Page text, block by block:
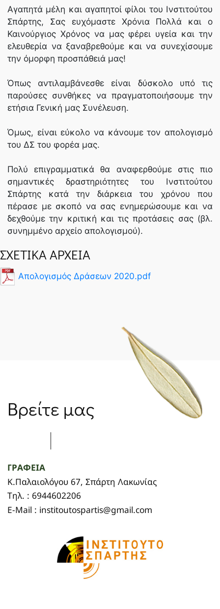
E-JOURNAL
Αγαπητά μέλη και αγαπητοί φίλοι του Ινστιτούτου
Σπάρτης, Σας ευχόμαστε Χρόνια Πολλά και ο
Καινούργιος Χρόνος να μας φέρει υγεία και την
ελευθερία να ξαναβρεθούμε και να συνεχίσουμε
την όμορφη προσπάθειά μας!
Όπως αντιλαμβάνεσθε είναι δύσκολο υπό τις
παρούσες συνθήκες να πραγματοποιήσουμε την
ετήσια Γενική μας Συνέλευση.
Όμως, είναι εύκολο να κάνουμε τον απολογισμό
του ΔΣ του φορέα μας.
Πολύ επιγραμματικά θα αναφερθούμε στις πιο
σημαντικές δραστηριότητες του Ινστιτούτου
Σπάρτης κατά την διάρκεια του χρόνου που
πέρασε με σκοπό να σας ενημερώσουμε και να
δεχθούμε την κριτική και τις προτάσεις σας (βλ.
συνημμένο αρχείο απολογισμού).
ΣΧΕΤΙΚΑ ΑΡΧΕΙΑ
Απολογισμός Δράσεων 2020.pdf
Βρείτε μας
ΓΡΑΦΕΙΑ
Κ.Παλαιολόγου 67, Σπάρτη Λακωνίας
Τηλ. : 6944602206
E-Mail : institoutospartis@gmail.com